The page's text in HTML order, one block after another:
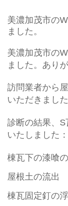
美濃加茂市の
ました。
美濃加茂市の
ました。あり
訪問業者から
いただきました
診断の結果、
いたしました：
棟瓦下の漆喰
屋根土の流出
棟瓦固定釘の